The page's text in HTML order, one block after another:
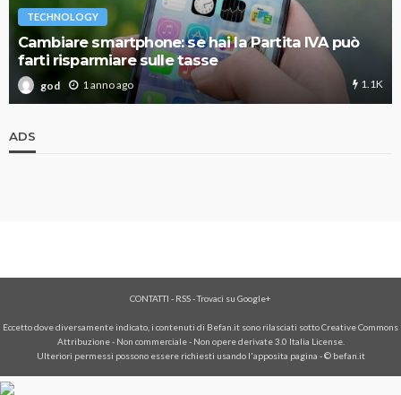
TECHNOLOGY
Cambiare smartphone: se hai la Partita IVA può
farti risparmiare sulle tasse
god 1 anno ago 1.1K
ADS
CONTATTI - RSS-Trovaci su Google+
Eccetto dove diversamente indicato, i contenuti di Befan.it sono rilasciati sotto Creative Commons
Attribuzione - Non commerciale - Non opere derivate 3.0 Italia License.
Ulteriori permessi possono essere richiesti usando l'apposita pagina - © befan.it